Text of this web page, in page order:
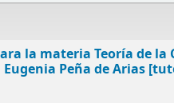
la materia Teoría de la
Peña de Arias